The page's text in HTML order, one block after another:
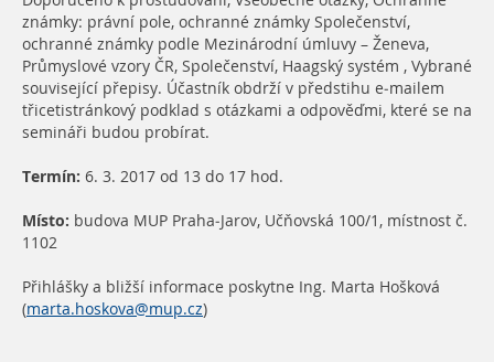
známky: právní pole, ochranné známky Společenství,
ochranné známky podle Mezinárodní úmluvy – Ženeva,
Průmyslové vzory ČR, Společenství, Haagský systém , Vybrané
související přepisy. Účastník obdrží v předstihu e-mailem
třicetistránkový podklad s otázkami a odpověďmi, které se na
semináři budou probírat.
Termín: 6. 3. 2017 od 13 do 17 hod.
Místo: budova MUP Praha-Jarov, Učňovská 100/1, místnost č.
1102
Přihlášky a bližší informace poskytne Ing. Marta Hošková
(marta.hoskova@mup.cz)